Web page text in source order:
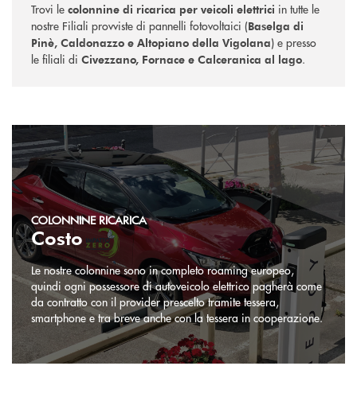
Trovi le colonnine di ricarica per veicoli elettrici in tutte le
nostre Filiali provviste di pannelli fotovoltaici (Baselga di
Pinè, Caldonazzo e Altopiano della Vigolana) e presso
le filiali di Civezzano, Fornace e Calceranica al lago.
COLONNINE RICARICA
Costo
Le nostre colonnine sono in completo roaming europeo,
quindi ogni possessore di autoveicolo elettrico pagherà come
da contratto con il provider prescelto tramite tessera,
smartphone e tra breve anche con la tessera in cooperazione.